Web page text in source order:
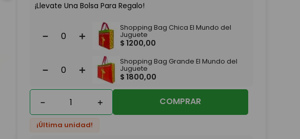
¡Llevate Una Bolsa Para Regalo!
＋
－
Shopping Bag Chica El Mundo del
Juguete
$ 1200,00
＋
－
Shopping Bag Grande El Mundo del
Juguete
$ 1800,00
＋
－ COMPRAR
¡Última unidad!